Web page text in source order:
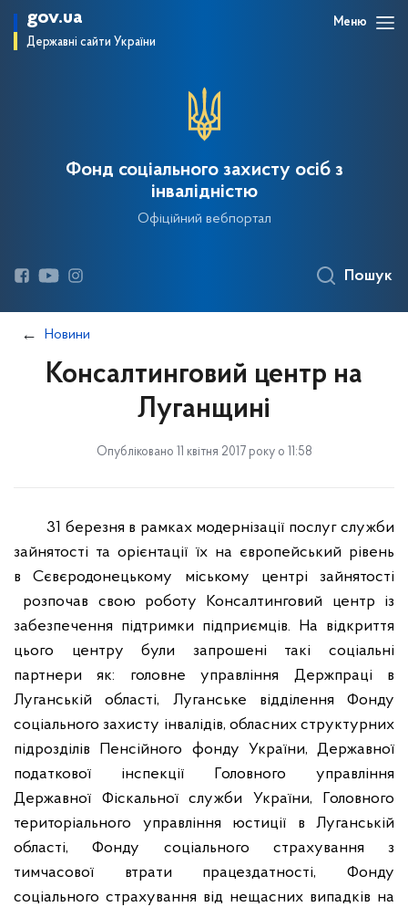
gov.ua
Державні сайти України
Меню
Фонд соціального захисту осіб з
інвалідністю
Офіційний вебпортал
Пошук
Новини
Консалтинговий центр на
Луганщині
Опубліковано 11 квітня 2017 року о 11:58
31 березня в рамках модернізації послуг служби
зайнятості та орієнтації їх на європейський рівень
в
Сєвєродонецькому
міському центрі зайнятості
розпочав свою роботу Консалтинговий центр із
забезпечення підтримки підприємців. На відкриття
цього центру були запрошені такі соціальні
партнери як: головне управління
Держпраці
в
Луганській області, Луганське відділення Фонду
соціального захисту інвалідів, обласних структурних
підрозділів Пенсійного фонду України, Державної
податкової інспекції Головного управління
Державної Фіскальної служби України, Головного
територіального управління юстиції в Луганській
області, Фонду соціального страхування з
тимчасової втрати працездатності, Фонду
соціального страхування від нещасних випадків на